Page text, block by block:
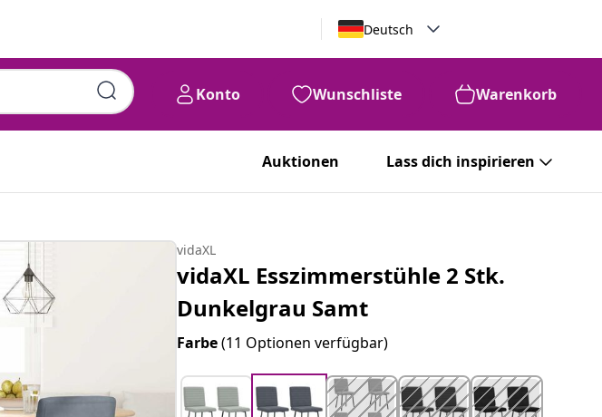
Deutsch
Konto Wunschliste Warenkorb
Auktionen Lass dich inspirieren
vidaXL
vidaXL Esszimmerstühle 2 Stk.
Dunkelgrau Samt
Farbe(11 Optionen verfügbar)